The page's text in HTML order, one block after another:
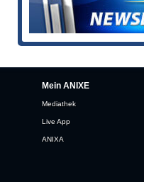
Mein ANIXE
Mediathek
Live App
ANIXA